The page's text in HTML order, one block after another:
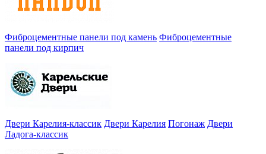
Фиброцементные панели под камень Фиброцементные
панели под кирпич
Двери Карелия-классик Двери Карелия Погонаж Двери
Ладога-классик